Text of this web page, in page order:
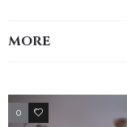
MORE
0 2